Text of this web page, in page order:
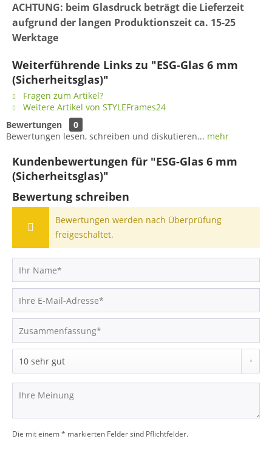
ACHTUNG: beim Glasdruck beträgt die Lieferzeit
aufgrund der langen Produktionszeit ca. 15-25
Werktage
Weiterführende Links zu "ESG-Glas 6 mm
(Sicherheitsglas)"
Fragen zum Artikel?
Weitere Artikel von STYLEFrames24
Bewertungen
0
Bewertungen lesen, schreiben und diskutieren... mehr
Kundenbewertungen für "ESG-Glas 6 mm
(Sicherheitsglas)"
Bewertung schreiben
Bewertungen werden nach Überprüfung
freigeschaltet.
Die mit einem * markierten Felder sind Pflichtfelder.